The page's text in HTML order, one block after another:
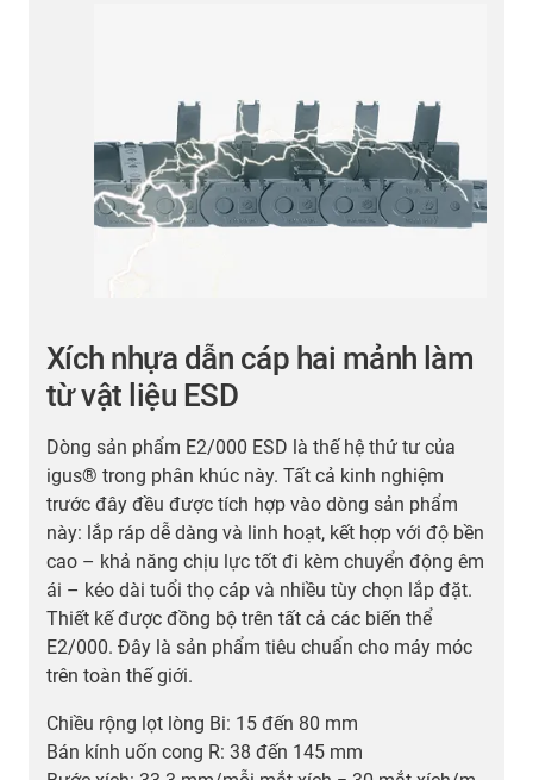
Xích nhựa dẫn cáp hai mảnh làm
từ vật liệu ESD
Dòng sản phẩm E2/000 ESD là thế hệ thứ tư của
igus® trong phân khúc này. Tất cả kinh nghiệm
trước đây đều được tích hợp vào dòng sản phẩm
này: lắp ráp dễ dàng và linh hoạt, kết hợp với độ bền
cao – khả năng chịu lực tốt đi kèm chuyển động êm
ái – kéo dài tuổi thọ cáp và nhiều tùy chọn lắp đặt.
Thiết kế được đồng bộ trên tất cả các biến thể
E2/000. Đây là sản phẩm tiêu chuẩn cho máy móc
trên toàn thế giới.
Chiều rộng lọt lòng Bi: 15 đến 80 mm
Bán kính uốn cong R: 38 đến 145 mm